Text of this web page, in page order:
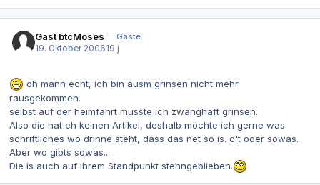
Gast btcMoses
Gäste
19. Oktober 200619 j
oh mann echt, ich bin ausm grinsen nicht mehr
rausgekommen.
selbst auf der heimfahrt musste ich zwanghaft grinsen.
Also die hat eh keinen Artikel, deshalb möchte ich gerne was
schriftliches wo drinne steht, dass das net so is. c't oder sowas.
Aber wo gibts sowas...
Die is auch auf ihrem Standpunkt stehngeblieben.